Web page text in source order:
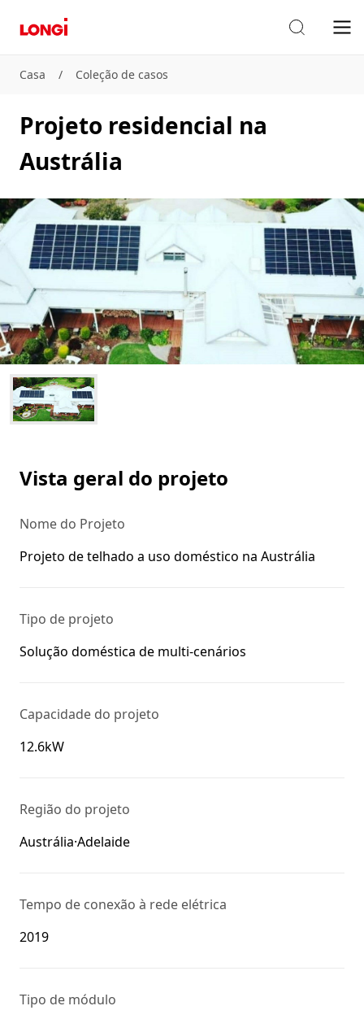
Casa / Coleção de casos
Projeto residencial na
Austrália
Vista geral do projeto
Nome do Projeto
Projeto de telhado a uso doméstico na Austrália
Tipo de projeto
Solução doméstica de multi-cenários
Capacidade do projeto
12.6kW
Região do projeto
Austrália·Adelaide
Tempo de conexão à rede elétrica
2019
Tipo de módulo